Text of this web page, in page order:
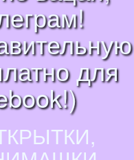
для